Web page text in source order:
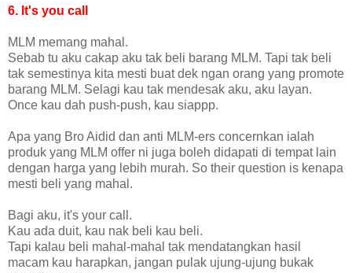
6. It's you call
MLM memang mahal.
Sebab tu aku cakap aku tak beli barang MLM. Tapi tak beli
tak semestinya kita mesti buat dek ngan orang yang promote
barang MLM. Selagi kau tak mendesak aku, aku layan.
Once kau dah push-push, kau siappp.
Apa yang Bro Aidid dan anti MLM-ers concernkan ialah
produk yang MLM offer ni juga boleh didapati di tempat lain
dengan harga yang lebih murah. So their question is kenapa
mesti beli yang mahal.
Bagi aku, it's your call.
Kau ada duit, kau nak beli kau beli.
Tapi kalau beli mahal-mahal tak mendatangkan hasil
macam kau harapkan, jangan pulak ujung-ujung bukak